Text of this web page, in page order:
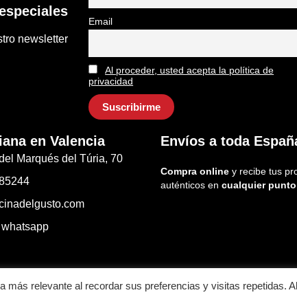
newsletter
Email
Al proceder, usted acepta la política de
privacidad
en Valencia
Marqués del Túria, 70
Envíos a toda
Compra online y recibe tus
auténticos en cualquier punto
generales de venta Contacto Aviso Legal
más relevante al recordar sus preferencias y visitas repetidas. Al